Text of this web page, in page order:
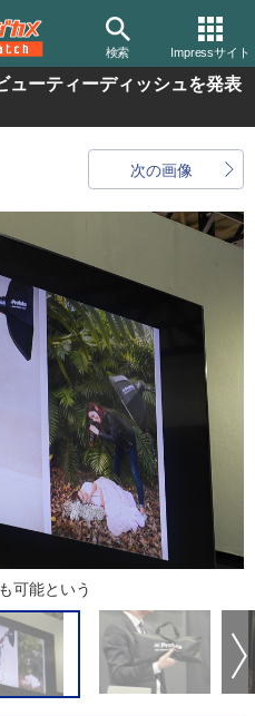
検索 Impressサイト
ューティーディッシュを発表
次の画像
可能という